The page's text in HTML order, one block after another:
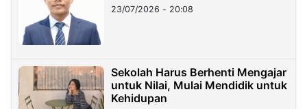
23/07/2026 - 20:08
Sekolah Harus Berhenti Mengajar
untuk Nilai, Mulai Mendidik untuk
Kehidupan